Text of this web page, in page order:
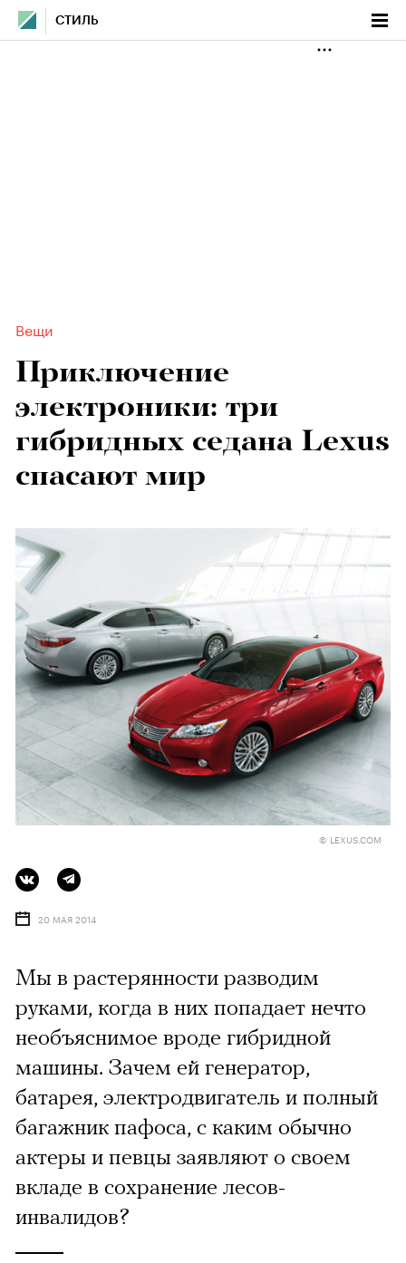
СТИЛЬ
Вещи
Приключение
электроники: три
гибридных седана Lexus
спасают мир
© LEXUS.COM
20 МАЯ 2014
Мы в растерянности разводим
руками, когда в них попадает нечто
необъяснимое вроде гибридной
машины. Зачем ей генератор,
батарея, электродвигатель и полный
багажник пафоса, с каким обычно
актеры и певцы заявляют о своем
вкладе в сохранение лесов-
инвалидов?